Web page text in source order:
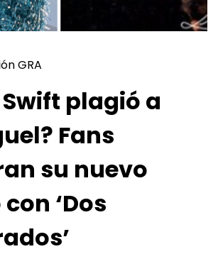
GRA
plagió a
Fans
su nuevo
‘Dos